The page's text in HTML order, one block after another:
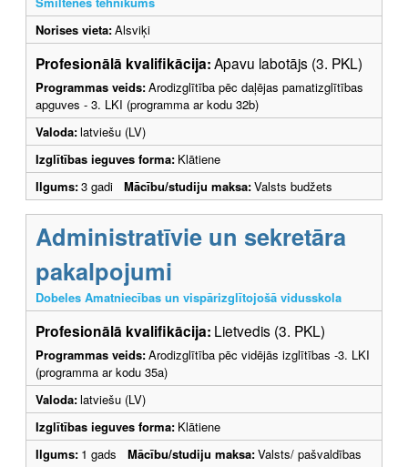
Norises vieta:Alsviķi
Profesionālā kvalifikācija:Apavu labotājs (3. PKL)
Programmas veids:Arodizglītība pēc daļējas pamatizglītības
apguves - 3. LKI (programma ar kodu 32b)
Valoda:latviešu (LV)
Izglītības ieguves forma: Klātiene
Ilgums:3 gadi Mācību/studiju maksa:Valsts budžets
Administratīvie un sekretāra
pakalpojumi
Dobeles Amatniecības un vispārizglītojošā vidusskola
Profesionālā kvalifikācija: Lietvedis (3. PKL)
Programmas veids:Arodizglītība pēc vidējās izglītības -3. LKI
(programma ar kodu 35a)
Valoda:latviešu (LV)
Izglītības ieguves forma: Klātiene
Ilgums: 1 gads Mācību/studiju maksa:Valsts/ pašvaldības